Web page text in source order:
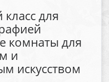
для
комнаты для
и
искусством